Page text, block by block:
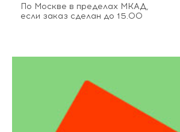
По Москве в пределах МКАД,
если заказ сделан до 15.00